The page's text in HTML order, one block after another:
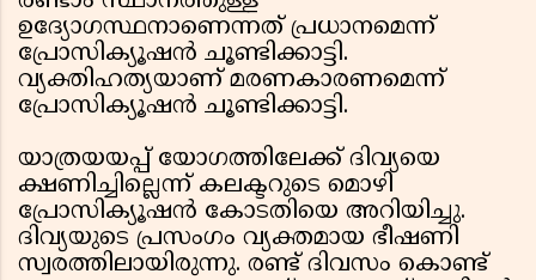
ഉദ്യോഗസ്ഥനാണെന്നത് പ്രധാനമെന്ന്
പ്രോസിക്യൂഷൻ ചൂണ്ടിക്കാട്ടി.
വ്യക്തിഹത്യയാണ് മരണകാരണമെന്ന്
പ്രോസിക്യൂഷൻ ചൂണ്ടിക്കാട്ടി.
യാത്രയയപ്പ് യോഗത്തിലേക്ക് ദിവ്യയെ
ക്ഷണിച്ചില്ലെന്ന് കലക്ടറുടെ മൊഴി
പ്രോസിക്യൂഷൻ കോടതിയെ അറിയിച്ചു.
ദിവ്യയുടെ പ്രസംഗം വ്യക്തമായ ഭീഷണി
സ്വരത്തിലായിരുന്നു. രണ്ട് ദിവസം കൊണ്ട്